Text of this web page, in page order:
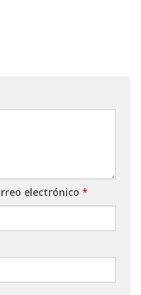
electrónico *